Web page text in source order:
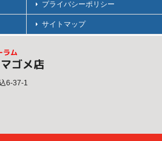
プライバシーポリシー
サイトマップ
ラム
ゴメ店
6-37-1